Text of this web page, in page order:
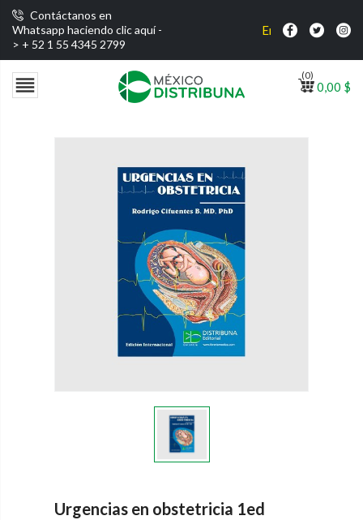
Contáctanos en
Whatsapp haciendo clic aquí -
> + 52 1 55 4345 2799
Envío gratis por
 0,00 $
(0)
Urgencias en obstetricia 1ed